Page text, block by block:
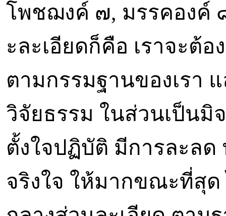
โพชฌงค์ ๗, มรรคองค์
ะละเอียดก็คือ เราจะต้
ตามกรรมฐานของเรา
วิจัยธรรม ในส่วนเป็นมิ
ตั้งใจปฏิบัติ มีการละลด
จริงใจ ให้มากขณะที่สุ